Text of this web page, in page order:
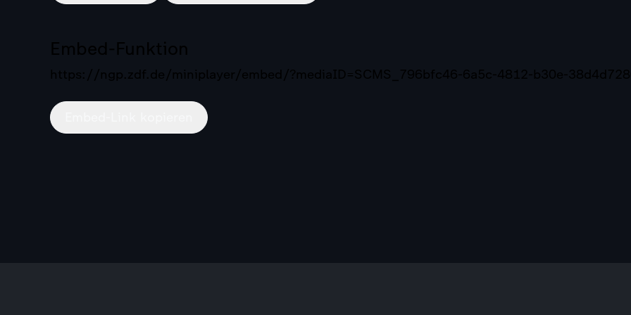
Embed-Funktion
https://ngp.zdf.de/miniplayer/embed/?mediaID=SCMS_796bfc46-6a5c-4812-b30e-